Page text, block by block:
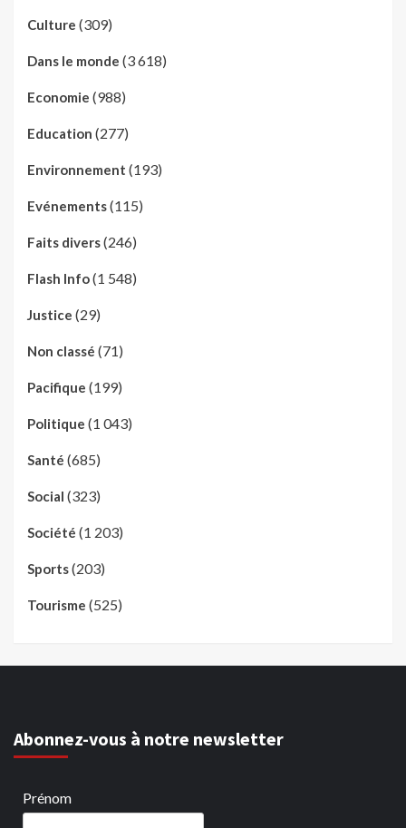
Culture (309)
Dans le monde (3 618)
Economie (988)
Education (277)
Environnement (193)
Evénements(115)
Faits divers(246)
Flash Info(1 548)
Justice (29)
Non classé (71)
Pacifique (199)
Politique (1 043)
Santé (685)
Social (323)
Société (1 203)
Sports(203)
Tourisme (525)
Abonnez-vous à notre newsletter
Prénom